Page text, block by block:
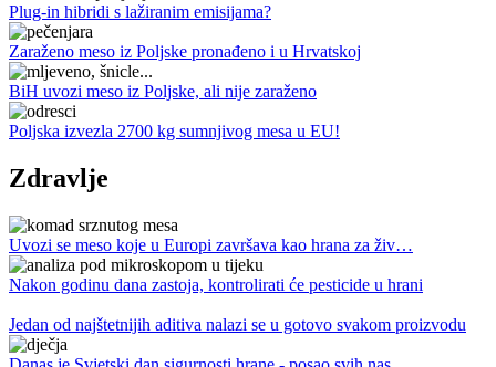
Plug-in hibridi s lažiranim emisijama?
Zaraženo meso iz Poljske pronađeno i u Hrvatskoj
BiH uvozi meso iz Poljske, ali nije zaraženo
Poljska izvezla 2700 kg sumnjivog mesa u EU!
Zdravlje
Uvozi se meso koje u Europi završava kao hrana za živ…
Nakon godinu dana zastoja, kontrolirati će pesticide u hrani
Jedan od najštetnijih aditiva nalazi se u gotovo svakom proizvodu